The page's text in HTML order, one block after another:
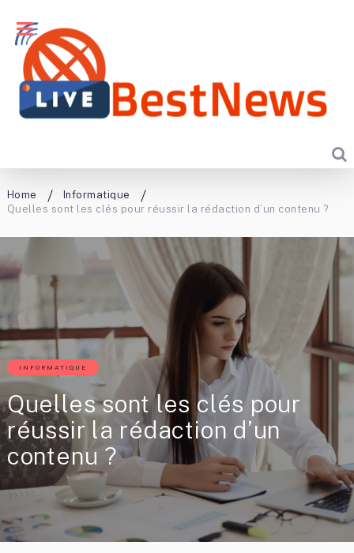
Home
Informatique
Quelles sont les clés pour réussir la rédaction d’un contenu ?
INFORMATIQUE
Quelles sont les clés pour
réussir la rédaction d’un
contenu ?